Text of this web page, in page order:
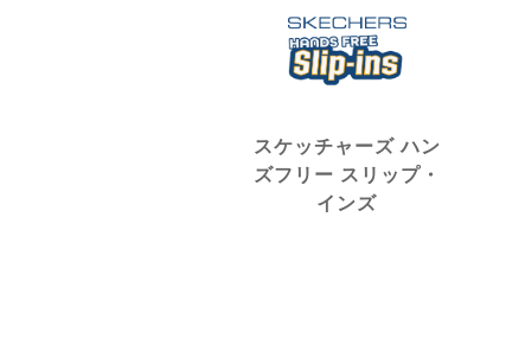
スケッチャーズ ハン
ズフリー スリップ・
インズ